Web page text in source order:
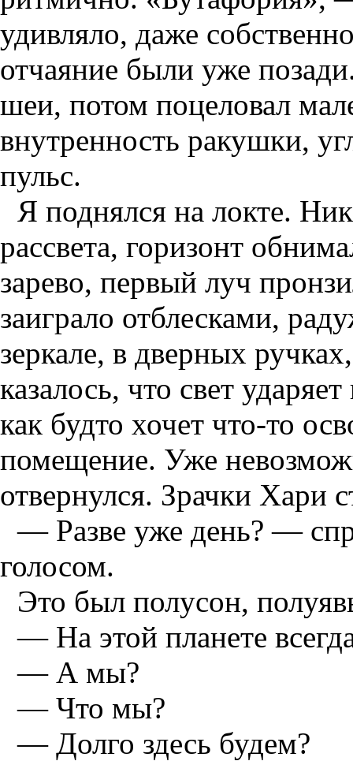
удивляло, даже
отчаяние были уже
шеи, потом поцеловал
внутренность ракушки,
пульс.
Я поднялся на локте.
рассвета, горизонт
зарево, первый луч
заиграло отблесками,
зеркале, в дверных
казалось, что свет
как будто хочет что-то
помещение. Уже
отвернулся. Зрачки Хари
— Разве уже день? —
голосом.
Это был полусон,
— На этой планете
— А мы?
— Что мы?
— Долго здесь будем?